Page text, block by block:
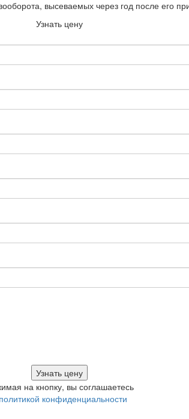
высевае­мых через год после его
Узнать цену
на кнопку, вы соглашаетесь
политикой конфиденциальности